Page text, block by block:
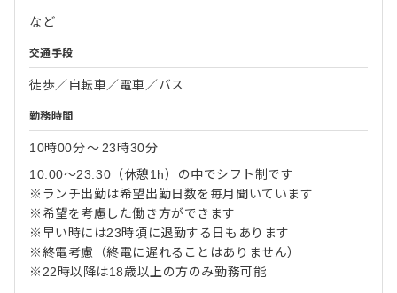
など
交通手段
徒歩／自転車／電車／バス
勤務時間
10時00分〜 23時30分
10:00～23:30（休憩1h）の中でシフト制です
※ランチ出勤は希望出勤日数を毎月聞いています
※希望を考慮した働き方ができます
※早い時には23時頃に退勤する日もあります
※終電考慮（終電に遅れることはありません）
※22時以降は18歳以上の方のみ勤務可能